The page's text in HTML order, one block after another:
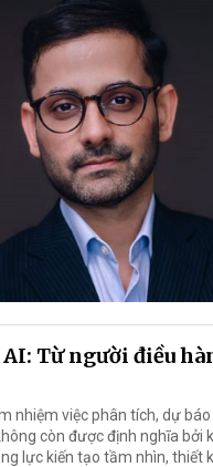
AI: Từ người điều
nhiệm việc phân tích, dự
còn được định nghĩa bởi
lực kiến tạo tầm nhìn, thiết